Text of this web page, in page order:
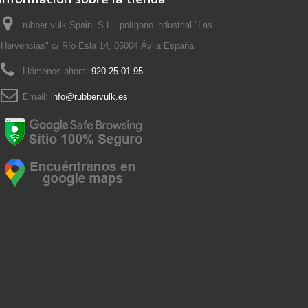
rubber vulk Spain, S.L., polígono industrial "Las
Hervencias" c/ Río Esla 14, 05004 Ávila España
Llámenos ahora: 920 25 01 95
Email: info@rubbervulk.es